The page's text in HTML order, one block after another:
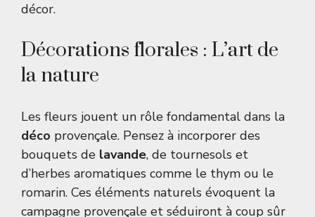
décor.
Décorations florales : L’art de
la nature
Les fleurs jouent un rôle fondamental dans la
déco provençale. Pensez à incorporer des
bouquets de lavande, de tournesols et
d’herbes aromatiques comme le thym ou le
romarin. Ces éléments naturels évoquent la
campagne provençale et séduiront à coup sûr